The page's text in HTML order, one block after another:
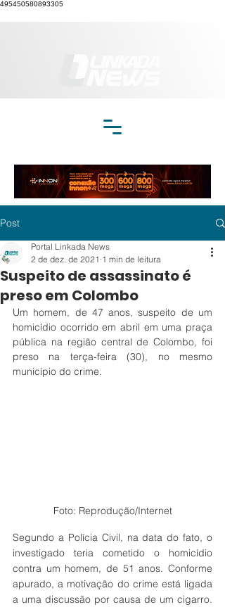
495450580893305
Post
Suspeito de assassinato é
preso em Colombo
Portal Linkada News
2 de dez. de 2021 1 min de leitura
Um homem, de 47 anos, suspeito de um
homicídio ocorrido em abril em uma praça
pública na região central de Colombo, foi
preso na terça-feira (30), no mesmo
município do crime.
Foto: Reprodução/Internet
Segundo a Polícia Civil, na data do fato, o
investigado teria cometido o homicídio
contra um homem, de 51 anos. Conforme
apurado, a motivação do crime está ligada
a uma discussão por causa de um cigarro.